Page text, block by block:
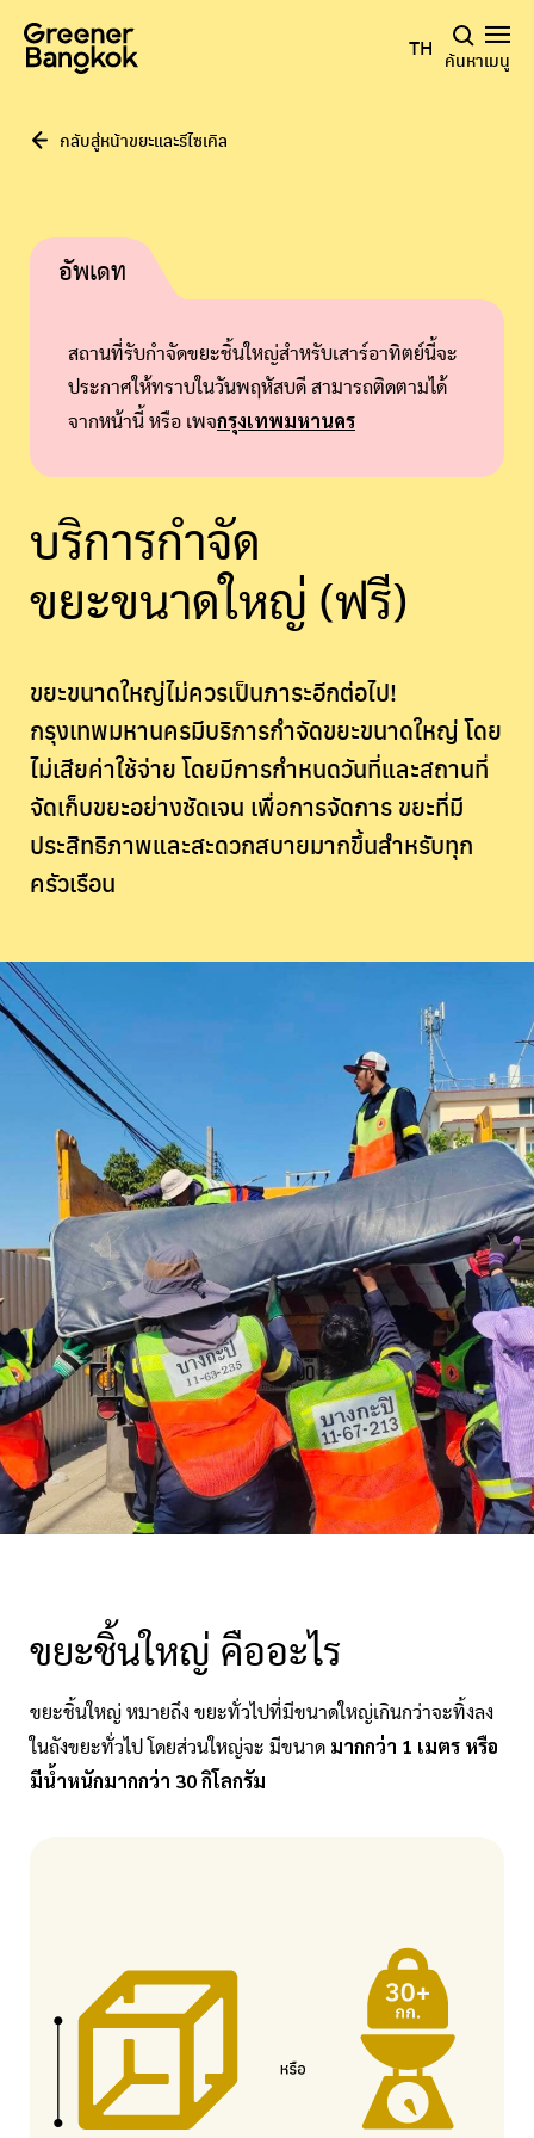
TH ค้นหาเมนู
กลับสู่หน้าขยะและรีไซเคิล
อัพเดท
สถานที่รับกำจัดขยะชิ้นใหญ่สำหรับเสาร์อาทิตย์นี้จะ
ประกาศให้ทราบในวันพฤหัสบดี สามารถติดตามได้
จากหน้านี้ หรือ เพจกรุงเทพมหานคร
บริการกำจัด
ขยะขนาดใหญ่ (ฟรี)
ขยะขนาดใหญ่ไม่ควรเป็นภาระอีกต่อไป!
กรุงเทพมหานครมีบริการกำจัดขยะขนาดใหญ่โดย
ไม่เสียค่าใช้จ่าย โดยมีการกำหนดวันที่และสถานที่
จัดเก็บขยะอย่างชัดเจน เพื่อการจัดการ ขยะที่มี
ประสิทธิภาพและสะดวกสบายมากขึ้นสำหรับทุก
ครัวเรือน
ขยะชิ้นใหญ่ คืออะไร
ขยะชิ้นใหญ่ หมายถึง ขยะทั่วไปที่มีขนาดใหญ่เกินกว่าจะทิ้งลง
ในถังขยะทั่วไป โดยส่วนใหญ่จะ มีขนาด มากกว่า 1 เมตร หรือ
มีน้ำหนักมากกว่า 30 กิโลกรัม